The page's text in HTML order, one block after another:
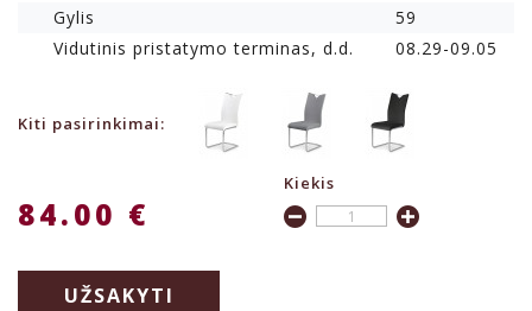
Gylis
59
Vidutinis pristatymo terminas, d.d.
08.29-09.05
Kiti pasirinkimai:
84.00 €
Kiekis
UŽSAKYTI